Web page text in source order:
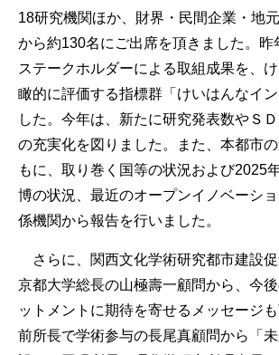
18研究機関ほか、財界・民間企業・地
から約130名にご出席を頂きました。
ステークホルダーによる取組成果を、
瞰的に評価する指標群「けいはんなイ
した。今年は、新たに研究発表数やＳ
の充実化を図りました。また、本都市
もに、取り巻く国等の状況および2025
博の状況、最近のオープンイノベーシ
係機関から報告を行いました。
さらに、関西文化学術研究都市建設
京都大学総長の山極壽一顧問から、今
ットメントに期待を寄せるメッセージ
前所長で学術参与の長尾真顧問から「